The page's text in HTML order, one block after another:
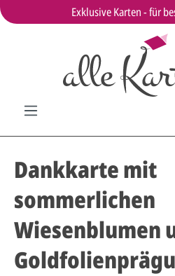
Exklusive Karten - für
Dankkarte mit
sommerlichen
Wiesenblumen